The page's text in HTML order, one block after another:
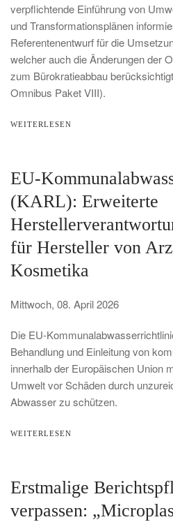
verpflichtende Einführung von
und Transformationsplänen
Referentenentwurf für die
welcher auch die Änderungen der
zum Bürokratieabbau
Omnibus Paket VIII).
WEITERLESEN
EU-
(KARL): Erweiterte
für Hersteller von
Kosmetika
Mittwoch, 08. April 2026
Die EU-
Behandlung und Einleitung von
innerhalb der Europäischen Union
Umwelt vor Schäden durch
Abwasser zu schützen.
WEITERLESEN
Erstmalige
verpassen: